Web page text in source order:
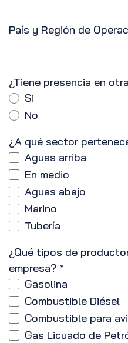
País y Región de
¿Tiene presencia en
Si
No
¿A qué sector
Aguas arriba
En medio
Aguas abajo
Marino
Tubería
¿Qué tipos de
empresa? *
Gasolina
Combustible Diésel
Combustible para
Gas Licuado de